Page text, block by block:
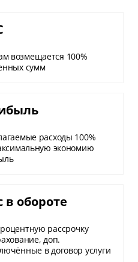
возмещается 100%
сумм
расходы 100%
экономию
в обороте
рассрочку
доп.
в договор услуги